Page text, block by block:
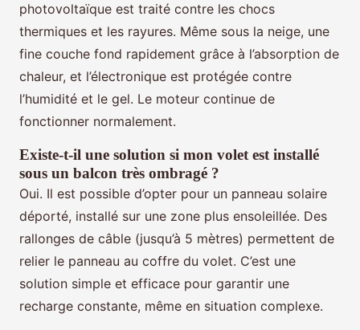
photovoltaïque est traité contre les chocs
thermiques et les rayures. Même sous la neige, une
fine couche fond rapidement grâce à l’absorption de
chaleur, et l’électronique est protégée contre
l’humidité et le gel. Le moteur continue de
fonctionner normalement.
Existe-t-il une solution si mon volet est installé
sous un balcon très ombragé ?
Oui. Il est possible d’opter pour un panneau solaire
déporté, installé sur une zone plus ensoleillée. Des
rallonges de câble (jusqu’à 5 mètres) permettent de
relier le panneau au coffre du volet. C’est une
solution simple et efficace pour garantir une
recharge constante, même en situation complexe.